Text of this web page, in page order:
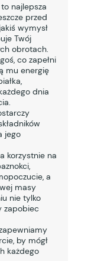
najlepsza
przed
wymysł
Twój
obrotach.
co zapełni
mu energię
dnia
jego
korzystnie na
a
masy
nie tylko
zapobiec
by mógł
każdego